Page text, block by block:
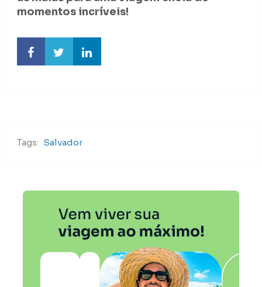
momentos incríveis!
Tags: Salvador